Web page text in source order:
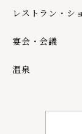
レストラン・シ
宴会・会議
温泉